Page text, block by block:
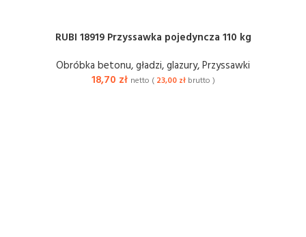
RUBI 18919 Przyssawka pojedyncza 110 kg
Obróbka betonu, gładzi, glazury,Przyssawki
18,70 zł netto ( 23,00 złbrutto )